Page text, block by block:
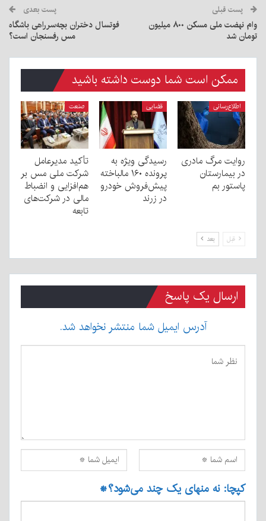
پست قبلی
وام نهضت ملی مسکن ۸۰۰ میلیون
تومان شد
پست بعدی
فوتسال دختران بچه‌سرراهی باشگاه
مس رفسنجان است؟
ممکن است شما دوست داشته باشید
اطلاع‌رسانی
روایت مرگ مادری
در بیمارستان
پاستور بم
قضایی
رسیدگی ویژه به
پرونده ۱۶۰ مالباخته
پیش‌فروش خودرو
در زرند
صنعت
تأکید مدیرعامل
شرکت ملی مس بر
هم‌افزایی و انضباط
مالی در شرکت‌های
تابعه
قبل بعد
ارسال یک پاسخ
آدرس ایمیل شما منتشر نخواهد شد.
کپچا: نه منهای یک چند می‌شود؟*